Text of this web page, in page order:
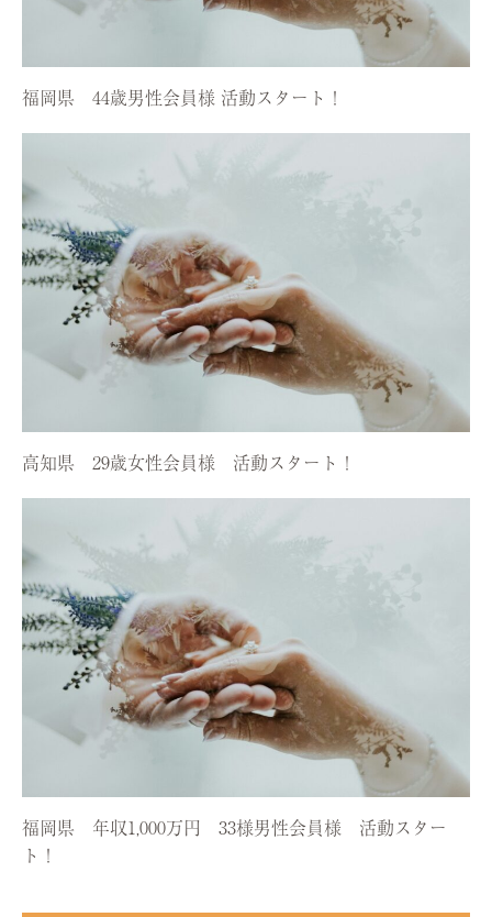
福岡県 44歳男性会員様 活動スタート！
高知県 29歳女性会員様 活動スタート！
福岡県 年収1,000万円 33様男性会員様 活動スター
ト！